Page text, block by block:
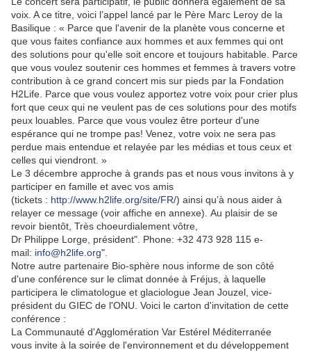
voix. A ce titre, voici l’appel lancé par le Père Marc Leroy de la
Basilique : « Parce que l'avenir de la planète vous concerne et
que vous faites confiance aux hommes et aux femmes qui ont
des solutions pour qu'elle soit encore et toujours habitable. Parce
que vous voulez soutenir ces hommes et femmes à travers votre
contribution à ce grand concert mis sur pieds par la Fondation
H2Life. Parce que vous voulez apportez votre voix pour crier plus
fort que ceux qui ne veulent pas de ces solutions pour des motifs
peux louables. Parce que vous voulez être porteur d'une
espérance qui ne trompe pas! Venez, votre voix ne sera pas
perdue mais entendue et relayée par les médias et tous ceux et
celles qui viendront. »
Le 3 décembre approche à grands pas et nous vous invitons à y
participer en famille et avec vos amis
(tickets : http://www.h2life.org/site/FR/) ainsi qu’à nous aider à
relayer ce message (voir affiche en annexe). Au plaisir de se
revoir bientôt, Très choeurdialement vôtre,
Dr Philippe Lorge, président". Phone: +32 473 928 115 e-
mail: info@h2life.org".
Notre autre partenaire Bio-sphère nous informe de son côté
d'une conférence sur le climat donnée à Fréjus, à laquelle
participera le climatologue et glaciologue Jean Jouzel, vice-
président du GIEC de l'ONU. Voici le carton d'invitation de cette
conférence :
La Communauté d'Agglomération Var Estérel Méditerranée
vous invite à la soirée de l'environnement et du développement